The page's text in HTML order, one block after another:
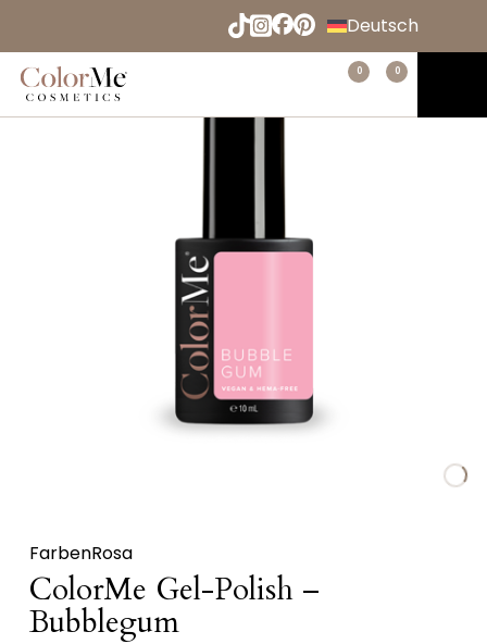
English
Español
Deutsch
Français
Home 0 0
FarbenRosa
ColorMe Gel-Polish –
Bubblegum